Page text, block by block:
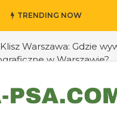
TRENDING NOW
Warszawa: Gdzie
w Warszawie?
życie swojego psa: rady
psa?